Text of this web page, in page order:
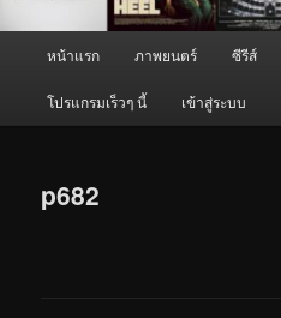
หน้าแรก ภาพยนตร์ ซีรีส์
โปรแกรมเร็วๆ นี้ เข้าสู่ระบบ
p682